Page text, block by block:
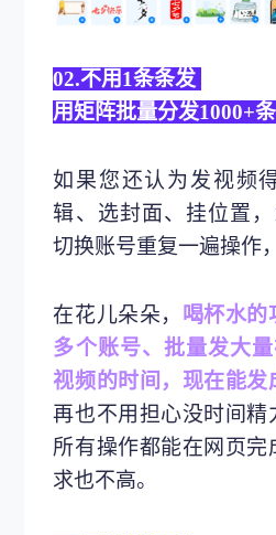
02.不用1条条发
用矩阵批量分发1000+条
如果您还认为发视频
辑、选封面、挂位置
切换账号重复一遍操作
在花儿朵朵， 喝杯水的
多个账号、批量发大
视频的时间，现在能发
再也不用担心没时间精
所有操作都能在网页完
求也不高。